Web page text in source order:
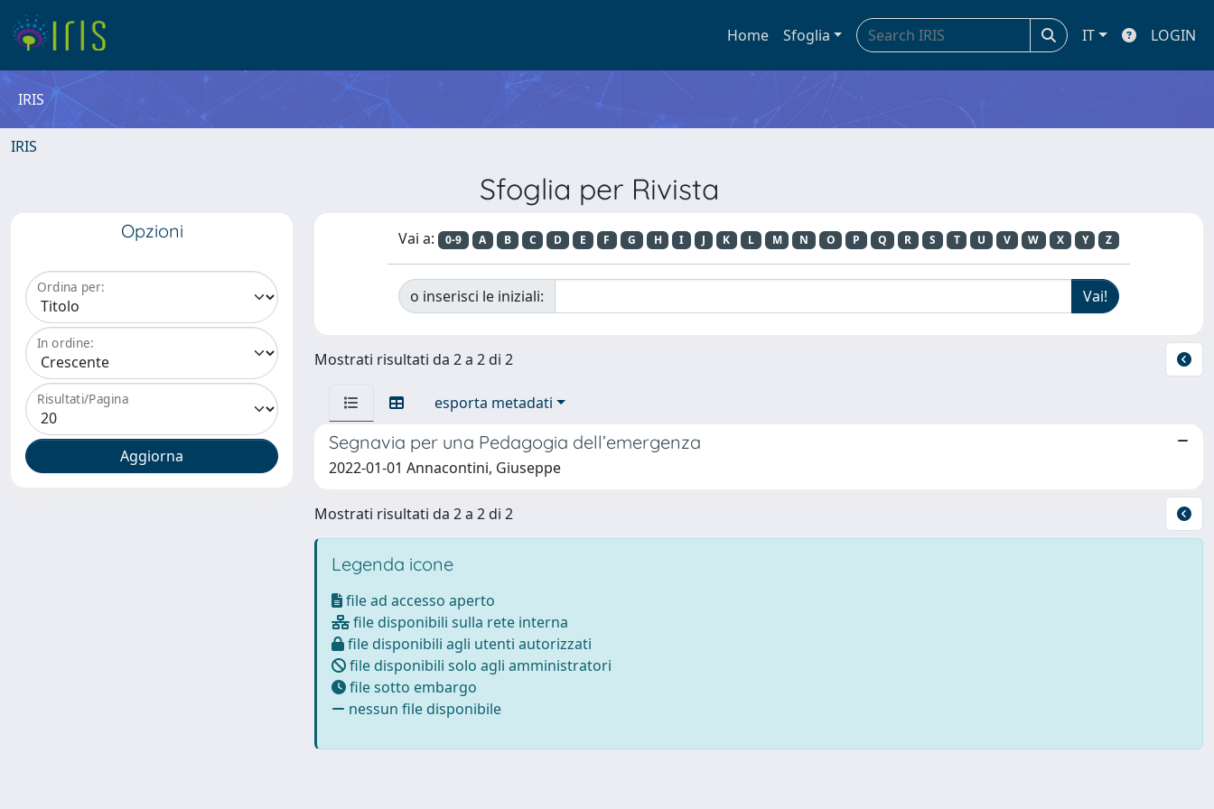
Home Sfoglia IT LOGIN
IRIS
IRIS
Sfoglia per Rivista
Opzioni
Ordina per:
In ordine:
Risultati/Pagina
Vai a: 0-9 A B C D E F G H I J K L M N O P Q R S T U V W X Y Z
o inserisci le iniziali:
Mostrati risultati da 2 a 2 di 2
esporta metadati
Segnavia per una Pedagogia dell’emergenza
2022-01-01 Annacontini, Giuseppe
Mostrati risultati da 2 a 2 di 2
Legenda icone
file ad accesso aperto
file disponibili sulla rete interna
file disponibili agli utenti autorizzati
file disponibili solo agli amministratori
file sotto embargo
nessun file disponibile